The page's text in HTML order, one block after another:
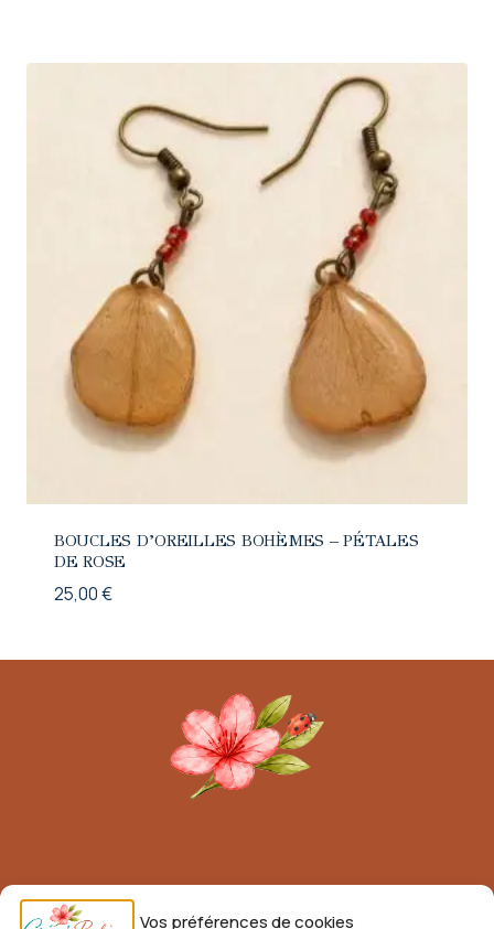
Vos préférences de cookies
BOUCLES D’OREILLES BOHÈMES – PÉTALES
DE ROSE
25,00€
Mentions légales